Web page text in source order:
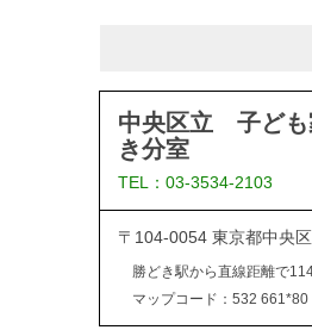
中央区立 子ども
き分室
TEL：03-3534-2103
〒104-0054 東京都中央
勝どき駅から直線距離で
マップコード：532 661*80